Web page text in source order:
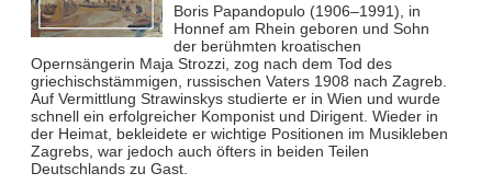
Boris Papandopulo (1906–1991), in
Honnef am Rhein geboren und Sohn
der berühmten kroatischen
Opernsängerin Maja Strozzi, zog nach dem Tod des
griechischstämmigen, russischen Vaters 1908 nach Zagreb.
Auf Vermittlung Strawinskys studierte er in Wien und wurde
schnell ein erfolgreicher Komponist und Dirigent. Wieder in
der Heimat, bekleidete er wichtige Positionen im Musikleben
Zagrebs, war jedoch auch öfters in beiden Teilen
Deutschlands zu Gast.